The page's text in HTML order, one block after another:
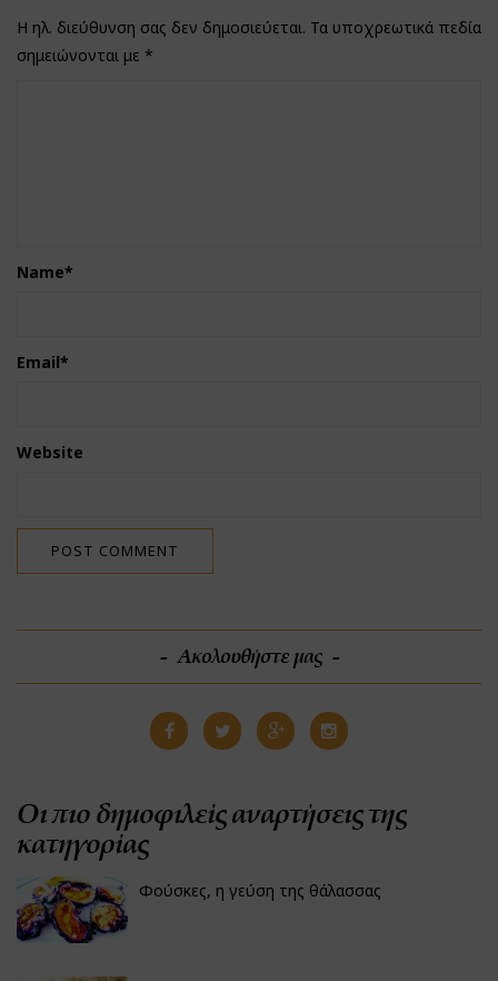
Η ηλ. διεύθυνση σας δεν δημοσιεύεται. Τα υποχρεωτικά πεδία
σημειώνονται με *
Name*
Email*
Website
Ακολουθήστε μας
Οι πιο δημοφιλείς αναρτήσεις της
κατηγορίας
Φούσκες, η γεύση της θάλασσας